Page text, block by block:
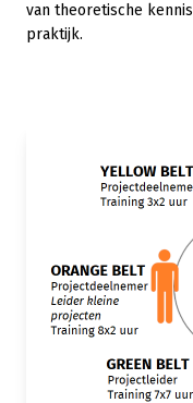
van theoretische
praktijk.